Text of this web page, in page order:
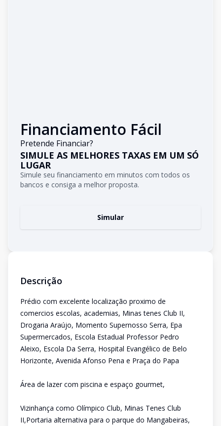
Financiamento Fácil
Pretende Financiar?
SIMULE AS MELHORES TAXAS EM UM SÓ
LUGAR
Simule seu financiamento em minutos com todos os
bancos e consiga a melhor proposta.
Simular
Descrição
Prédio com excelente localização proximo de
comercios escolas, academias, Minas tenes Club II,
Drogaria Araújo, Momento Supernosso Serra, Epa
Supermercados, Escola Estadual Professor Pedro
Aleixo, Escola Da Serra, Hospital Evangélico de Belo
Horizonte, Avenida Afonso Pena e Praça do Papa
Área de lazer com piscina e espaço gourmet,
Vizinhança como Olímpico Club, Minas Tenes Club
II,Portaria alternativa para o parque do Mangabeiras,